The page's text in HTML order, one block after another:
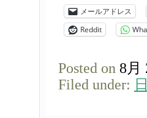
メールアドレス
Reddit
Posted on 8月
Filed under: